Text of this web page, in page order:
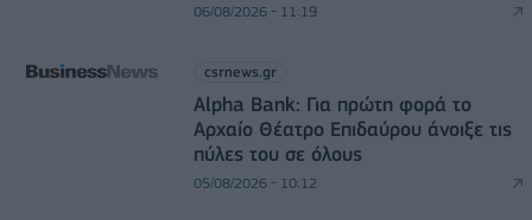
06/08/2026 - 11:19
csrnews.gr
Alpha Bank: Για πρώτη φορά το
Αρχαίο Θέατρο Επιδαύρου άνοιξε τις
πύλες του σε όλους
05/08/2026 - 10:12